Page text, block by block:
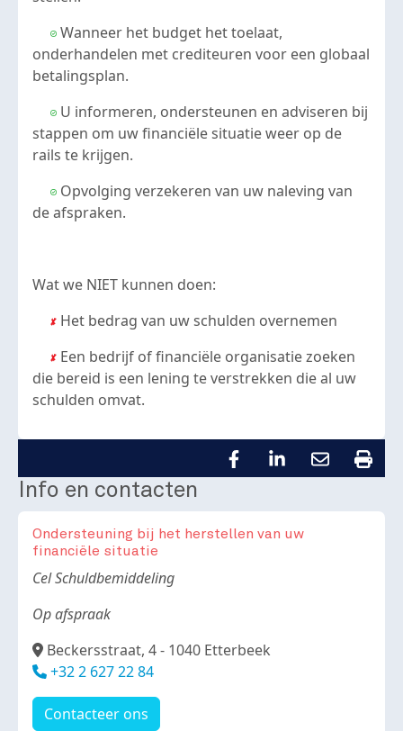
Wanneer het budget het toelaat,
onderhandelen met crediteuren voor een globaal
betalingsplan.
U informeren, ondersteunen en adviseren bij
stappen om uw financiële situatie weer op de
rails te krijgen.
Opvolging verzekeren van uw naleving van
de afspraken.
Wat we NIET kunnen doen:
Het bedrag van uw schulden overnemen
Een bedrijf of financiële organisatie zoeken
die bereid is een lening te verstrekken die al uw
schulden omvat.
Info en contacten
Ondersteuning bij het herstellen van uw
financiële situatie
Body
Cel Schuldbemiddeling
Op afspraak
Adresse
Beckersstraat, 4 - 1040 Etterbeek
Téléphone
+32 2 627 22 84
Contacteer ons